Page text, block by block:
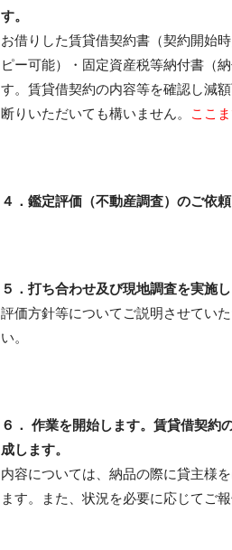
す。
お借りした賃貸借契約書（契約開始
ピー可能）・固定資産税等納付書（
す。賃貸借契約の内容等を確認し減
断りいただいても構いません。
ここ
４． 鑑定評価（不動産調査）のご依
５． 打ち合わせ及び現地調査を実施し
評価方針等についてご説明させてい
い。
６． 作業を開始します。賃貸借契約
成します。
内容については、納品の際に貸主様
ます。また、状況を必要に応じてご報